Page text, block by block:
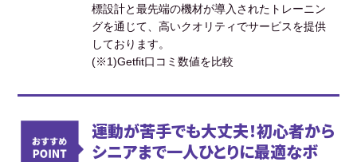
標設計と最先端の機材が導入されたトレーニン
グを通じて、高いクオリティでサービスを提供
しております。
(※1)Getfit口コミ数値を比較
運動が苦手でも大丈夫！初心者から
シニアまで一人ひとりに最適なボ